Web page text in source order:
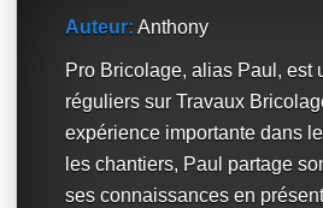
Auteur: Anthony
Pro Bricolage, alias Paul, est
réguliers sur Travaux
expérience importante dans
les chantiers, Paul partage
ses connaissances en